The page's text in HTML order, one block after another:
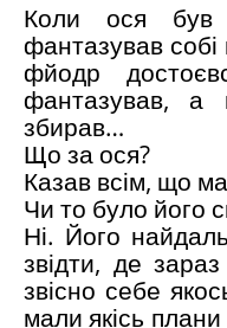
Коли ося
фантазував собі
фйодр
фантазував, а
збирав…
Що за ося?
Казав всім, що
Чи то було його
Ні. Його
звідти, де
звісно себе
мали якісь